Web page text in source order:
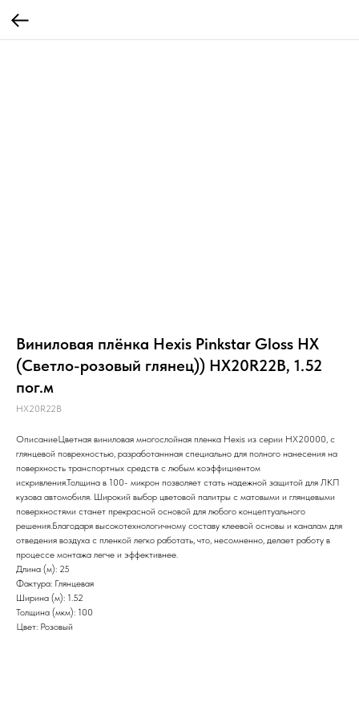
Виниловая плёнка Hexis Pinkstar Gloss HX
(Светло-розовый глянец)) HX20R22B, 1.52
пог.м
HX20R22B
ОписаниеЦветная виниловая многослойная пленка Hexis из серии НХ20000, с
глянцевой поврехностью, разработаннная специально для полного нанесения на
поверхность транспортных средств с любым коэффициентом
искривления.Толщина в 100- микрон позволяет стать надежной защитой для ЛКП
кузова автомобиля. Широкий выбор цветовой палитры с матовыми и глянцевыми
поверхностями станет прекрасной основой для любого концептуального
решения.Благодаря высокотехнологичному составу клеевой основы и каналам для
отведения воздуха с пленкой легко работать, что, несомненно, делает работу в
процессе монтажа легче и эффективнее.
Длина (м): 25
Фактура: Глянцевая
Ширина (м): 1.52
Толщина (мкм): 100
Цвет: Розовый